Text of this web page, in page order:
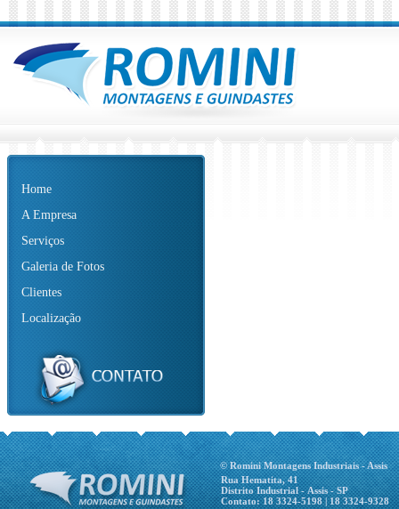
Home
A Empresa
Serviços
Galeria de Fotos
Clientes
Localização
Rua Hematita, 41
Distrito Industrial - Assis - SP
Contato: 18 3324-5198 | 18 3324-9328
© Romini Montagens Industriais - Assis